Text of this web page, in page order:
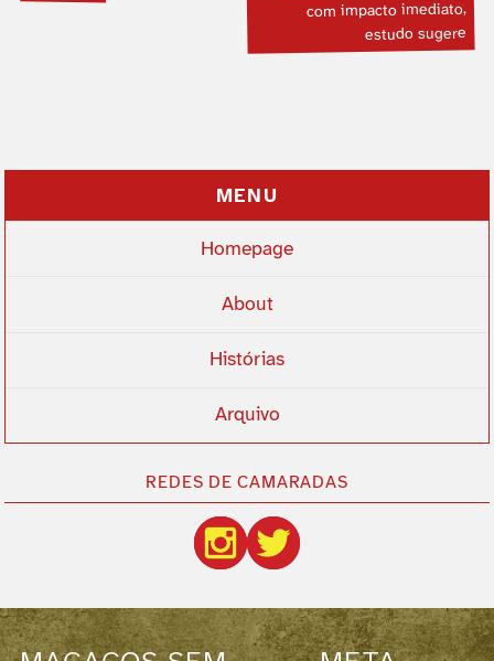
com impacto imediato,
estudo sugere
MENU
Homepage
About
Histórias
Arquivo
REDES DE CAMARADAS